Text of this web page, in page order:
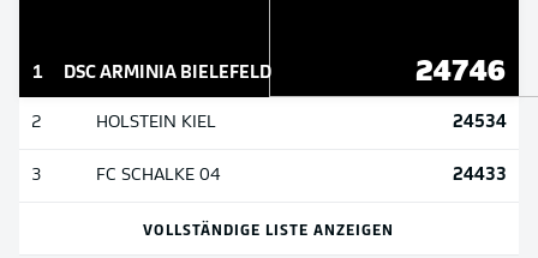
1 DSC ARMINIA BIELEFELD 24746
2 HOLSTEIN KIEL 24534
3 FC SCHALKE 04 24433
VOLLSTÄNDIGE LISTE ANZEIGEN